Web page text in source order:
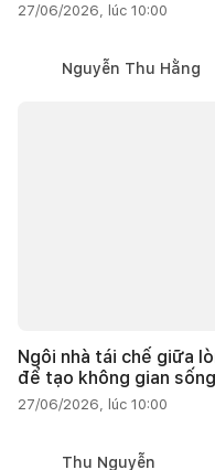
27/06/2026, lúc 10:00
Nguyễn Thu Hằng
Ngôi nhà tái chế giữa
để tạo không gian
27/06/2026, lúc 10:00
Thu Nguyễn